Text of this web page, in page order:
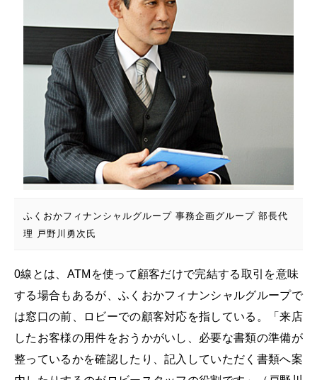
ふくおかフィナンシャルグループ 事務企画グループ 部長代
理 戸野川勇次氏
0線とは、ATMを使って顧客だけで完結する取引を意味
する場合もあるが、ふくおかフィナンシャルグループで
は窓口の前、ロビーでの顧客対応を指している。「来店
したお客様の用件をおうかがいし、必要な書類の準備が
整っているかを確認したり、記入していただく書類へ案